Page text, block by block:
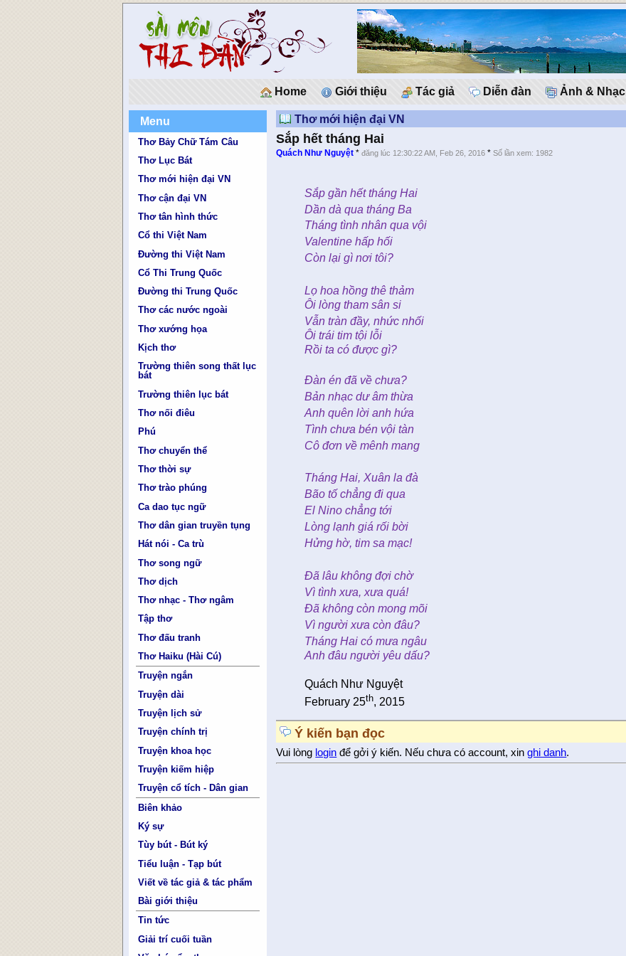
Home Giới thiệu Tác giả Diễn đàn Ảnh & Nhạc
Menu
Thơ Bảy Chữ Tám Câu
Thơ Lục Bát
Thơ mới hiện đại VN
Thơ cận đại VN
Thơ tân hình thức
Cổ thi Việt Nam
Đường thi Việt Nam
Cổ Thi Trung Quốc
Đường thi Trung Quốc
Thơ các nước ngoài
Thơ xướng họa
Kịch thơ
Trường thiên song thất lục
bát
Trường thiên lục bát
Thơ nối điêu
Phú
Thơ chuyển thể
Thơ thời sự
Thơ trào phúng
Ca dao tục ngữ
Thơ dân gian truyền tụng
Hát nói - Ca trù
Thơ song ngữ
Thơ dịch
Thơ nhạc - Thơ ngâm
Tập thơ
Thơ đấu tranh
Thơ Haiku (Hài Cú)
Truyện ngắn
Truyện dài
Truyện lịch sử
Truyện chính trị
Truyện khoa học
Truyện kiếm hiệp
Truyện cổ tích - Dân gian
Biên khảo
Ký sự
Tùy bút - Bút ký
Tiểu luận - Tạp bút
Viết về tác giả & tác phẩm
Bài giới thiệu
Tin tức
Giải trí cuối tuần
Thơ mới hiện đại VN
Sắp hết tháng Hai
Quách Như Nguyệt *đăng lúc 12:30:22 AM, Feb 26, 2016 *Số lần xem: 1982
Sắp gần hết tháng Hai
Dần dà qua tháng Ba
Tháng tình nhân qua vội
Valentine hấp hối
Còn lại gì nơi tôi?
Lọ hoa hồng thê thảm
Ôi lòng tham sân si
Vẫn tràn đầy, nhức nhối
Ôi trái tim tội lỗi
Rồi ta có được gì?
Đàn én đã về chưa?
Bản nhạc dư âm thừa
Anh quên lời anh hứa
Tình chưa bén vội tàn
Cô đơn về mênh mang
Tháng Hai, Xuân la đà
Bão tố chẳng đi qua
El Nino chẳng tới
Lòng lạnh giá rối bời
Hửng hờ, tim sa mạc!
Đã lâu không đợi chờ
Vì tình xưa, xưa quá!
Đã không còn mong mõi
Vì người xưa còn đâu?
Tháng Hai có mưa ngâu
Anh đâu người yêu dấu?
Quách Như Nguyệt
February 25th, 2015
Ý kiến bạn đọc
Vui lòng login để gởi ý kiến. Nếu chưa có account, xinghi danh.